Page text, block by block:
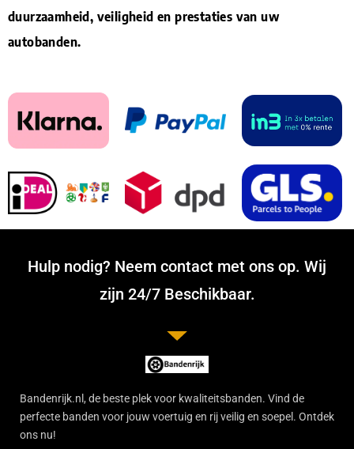
duurzaamheid, veiligheid en prestaties van uw
autobanden.
Hulp nodig? Neem contact met ons op. Wij
zijn 24/7 Beschikbaar.
Bandenrijk.nl, de beste plek voor kwaliteitsbanden. Vind de
perfecte banden voor jouw voertuig en rij veilig en soepel. Ontdek
ons nu!